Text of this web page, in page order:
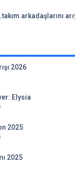
arkadaşlarını
2026
Elysia
2025
2025